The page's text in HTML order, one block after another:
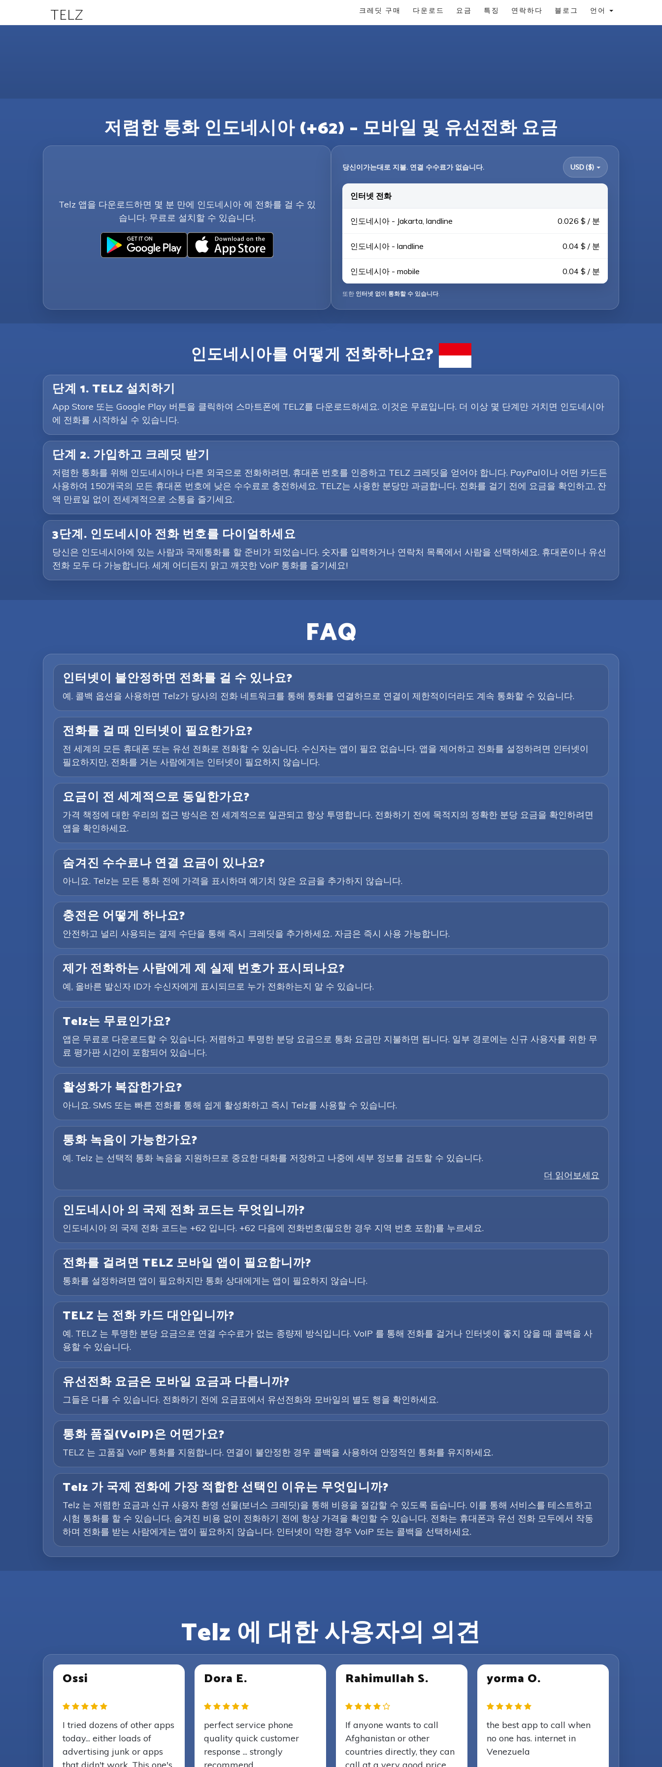
TELZ 크레딧 구매 다운로드 요금 특징 연락하다 블로그 언어
저렴한 통화 인도네시아 (+62) – 모바일 및 유선전화 요금
Telz 앱을 다운로드하면 몇 분 만에 인도네시아 에 전화를 걸 수 있
습니다. 무료로 설치할 수 있습니다.
당신이가는대로 지불. 연결 수수료가 없습니다. USD ($)
인터넷 전화
인도네시아 - Jakarta, landline 0.026 $ / 분
인도네시아 - landline 0.04 $ / 분
인도네시아 - mobile 0.04 $ / 분
또한 인터넷 없이 통화할 수 있습니다.
인도네시아를 어떻게 전화하나요?
단계 1. TELZ 설치하기
App Store 또는 Google Play 버튼을 클릭하여 스마트폰에 TELZ를 다운로드하세요. 이것은 무료입니다. 더 이상 몇 단계만 거치면 인도네시아
에 전화를 시작하실 수 있습니다.
단계 2. 가입하고 크레딧 받기
저렴한 통화를 위해 인도네시아나 다른 외국으로 전화하려면, 휴대폰 번호를 인증하고 TELZ 크레딧을 얻어야 합니다. PayPal이나 어떤 카드든
사용하여 150개국의 모든 휴대폰 번호에 낮은 수수료로 충전하세요. TELZ는 사용한 분당만 과금합니다. 전화를 걸기 전에 요금을 확인하고, 잔
액 만료일 없이 전세계적으로 소통을 즐기세요.
3단계. 인도네시아 전화 번호를 다이얼하세요
당신은 인도네시아에 있는 사람과 국제통화를 할 준비가 되었습니다. 숫자를 입력하거나 연락처 목록에서 사람을 선택하세요. 휴대폰이나 유선
전화 모두 다 가능합니다. 세계 어디든지 맑고 깨끗한 VoIP 통화를 즐기세요!
FAQ
인터넷이 불안정하면 전화를 걸 수 있나요?
예. 콜백 옵션을 사용하면 Telz가 당사의 전화 네트워크를 통해 통화를 연결하므로 연결이 제한적이더라도 계속 통화할 수 있습니다.
전화를 걸 때 인터넷이 필요한가요?
전 세계의 모든 휴대폰 또는 유선 전화로 전화할 수 있습니다. 수신자는 앱이 필요 없습니다. 앱을 제어하고 전화를 설정하려면 인터넷이
필요하지만, 전화를 거는 사람에게는 인터넷이 필요하지 않습니다.
요금이 전 세계적으로 동일한가요?
가격 책정에 대한 우리의 접근 방식은 전 세계적으로 일관되고 항상 투명합니다. 전화하기 전에 목적지의 정확한 분당 요금을 확인하려면
앱을 확인하세요.
숨겨진 수수료나 연결 요금이 있나요?
아니요. Telz는 모든 통화 전에 가격을 표시하며 예기치 않은 요금을 추가하지 않습니다.
충전은 어떻게 하나요?
안전하고 널리 사용되는 결제 수단을 통해 즉시 크레딧을 추가하세요. 자금은 즉시 사용 가능합니다.
제가 전화하는 사람에게 제 실제 번호가 표시되나요?
예, 올바른 발신자 ID가 수신자에게 표시되므로 누가 전화하는지 알 수 있습니다.
Telz는 무료인가요?
앱은 무료로 다운로드할 수 있습니다. 저렴하고 투명한 분당 요금으로 통화 요금만 지불하면 됩니다. 일부 경로에는 신규 사용자를 위한 무
료 평가판 시간이 포함되어 있습니다.
활성화가 복잡한가요?
아니요. SMS 또는 빠른 전화를 통해 쉽게 활성화하고 즉시 Telz를 사용할 수 있습니다.
통화 녹음이 가능한가요?
예. Telz 는 선택적 통화 녹음을 지원하므로 중요한 대화를 저장하고 나중에 세부 정보를 검토할 수 있습니다.
더 읽어보세요
인도네시아 의 국제 전화 코드는 무엇입니까?
인도네시아 의 국제 전화 코드는 +62 입니다. +62 다음에 전화번호(필요한 경우 지역 번호 포함)를 누르세요.
전화를 걸려면 TELZ 모바일 앱이 필요합니까?
통화를 설정하려면 앱이 필요하지만 통화 상대에게는 앱이 필요하지 않습니다.
TELZ 는 전화 카드 대안입니까?
예. TELZ 는 투명한 분당 요금으로 연결 수수료가 없는 종량제 방식입니다. VoIP 를 통해 전화를 걸거나 인터넷이 좋지 않을 때 콜백을 사
용할 수 있습니다.
유선전화 요금은 모바일 요금과 다릅니까?
그들은 다를 수 있습니다. 전화하기 전에 요금표에서 유선전화와 모바일의 별도 행을 확인하세요.
통화 품질(VoIP)은 어떤가요?
TELZ 는 고품질 VoIP 통화를 지원합니다. 연결이 불안정한 경우 콜백을 사용하여 안정적인 통화를 유지하세요.
Telz 가 국제 전화에 가장 적합한 선택인 이유는 무엇입니까?
Telz 는 저렴한 요금과 신규 사용자 환영 선물(보너스 크레딧)을 통해 비용을 절감할 수 있도록 돕습니다. 이를 통해 서비스를 테스트하고
시험 통화를 할 수 있습니다. 숨겨진 비용 없이 전화하기 전에 항상 가격을 확인할 수 있습니다. 전화는 휴대폰과 유선 전화 모두에서 작동
하며 전화를 받는 사람에게는 앱이 필요하지 않습니다. 인터넷이 약한 경우 VoIP 또는 콜백을 선택하세요.
Telz 에 대한 사용자의 의견
Ossi
I tried dozens of other apps
today... either loads of
advertising junk or apps
Dora E.
perfect service phone
quality quick customer
response ... strongly
Rahimullah S.
If anyone wants to call
Afghanistan or other
countries directly, they can
yorma O.
the best app to call when
no one has. internet in
Venezuela